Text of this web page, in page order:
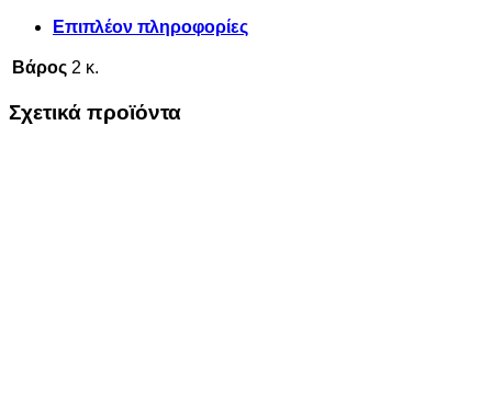
Επιπλέον πληροφορίες
Βάρος 2 κ.
Σχετικά προϊόντα